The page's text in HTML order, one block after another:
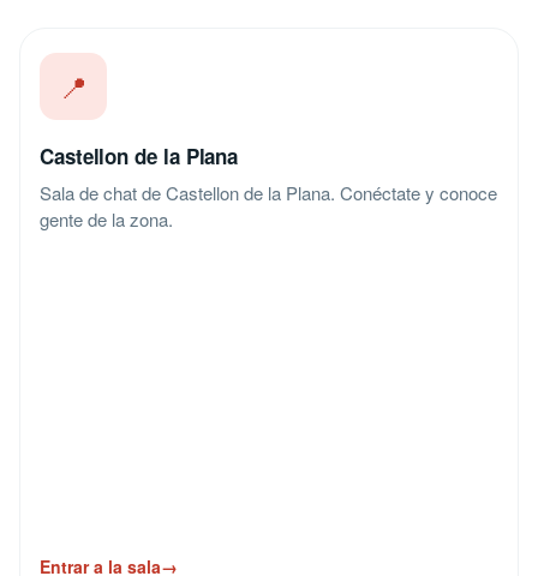
📍
Castellon de la Plana
Sala de chat de Castellon de la Plana. Conéctate y conoce
gente de la zona.
Entrar a la sala→